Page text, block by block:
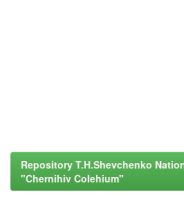
Repository T.H.Shevchenko
"Chernihiv Colehium"